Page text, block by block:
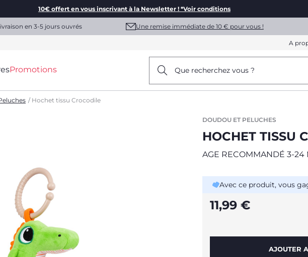
10€ offert en vous inscrivant à la Newsletter ! *Voir conditions
en 3-5 jours ouvrés Une remise immédiate de 10 € pour vous !
A
Promotions Que recherchez vous ?
Hochet tissu Crocodile
DOUDOU ET PELUCHES
HOCHET TISSU
AGE RECOMMANDÉ 3-24
Avec ce produit, vous
11,99 €
AJOUTER